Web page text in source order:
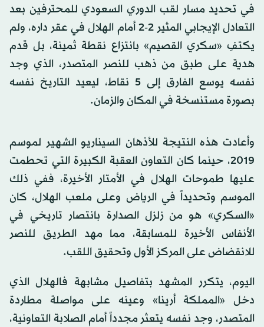
في تحديد مسار لقب الدوري السعودي للمحترفين بعد
التعادل الإيجابي المثير 2-2 أمام الهلال في عقر داره، ولم
يكتفِ «سكري القصيم» بانتزاع نقطة ثمينة، بل قدم
هدية على طبق من ذهب للنصر المتصدر، الذي وجد
نفسه يوسع الفارق إلى 5 نقاط، ليعيد التاريخ نفسه
بصورة مستنسخة في المكان والزمان.
وأعادت هذه النتيجة للأذهان السيناريو الشهير لموسم
2019، حينما كان التعاون العقبة الكبيرة التي تحطمت
عليها طموحات الهلال في الأمتار الأخيرة، ففي ذلك
الموسم وتحديداً في الرياض وعلى ملعب الهلال، كان
«السكري» هو من زلزل الصدارة بانتصار تاريخي في
الأنفاس الأخيرة للمسابقة، مما مهد الطريق للنصر
للانقضاض على المركز الأول وتحقيق اللقب.
اليوم، يتكرر المشهد بتفاصيل مشابهة فالهلال الذي
دخل «المملكة أرينا» وعينه على مواصلة مطاردة
المتصدر، وجد نفسه يتعثر مجدداً أمام الصلابة التعاونية،